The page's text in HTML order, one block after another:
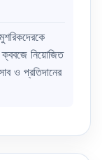
নিয়োজিত
ও প্রতিদানের